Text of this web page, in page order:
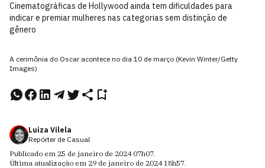
Cinematográficas de Hollywood ainda tem dificuldades para
indicar e premiar mulheres nas categorias sem distinção de
gênero
A cerimônia do Oscar acontece no dia 10 de março (Kevin Winter/Getty
Images)
Luiza Vilela
Repórter de Casual
Publicado em 25 de janeiro de 2024 07h07.
Última atualização em 29 de janeiro de 2024 18h57.